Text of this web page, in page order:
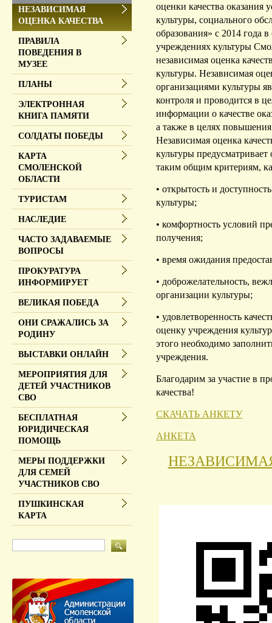
оценки качества оказания
культуры, социального
образования» с 2014 года
учреждениях культуры
независимая оценка
культуры. Независимая
организациями культуры
контроля и проводится в
информации о качестве
а также в целях повышения
Независимая оценка
культуры
таким общим критериям,
• открытость и
культуры;
• комфортность условий
получения;
• время ожидания
• доброжелательность,
организации культуры;
• удовлетворенность
оценку учреждения
этого необходимо
учреждения.
Благодарим за участие в
качества!
СКАЧАТЬ АНКЕТУ
АНКЕТА
НЕЗАВИСИМАЯ
ОЦЕНКА КАЧЕСТВА
ПРАВИЛА
ПОВЕДЕНИЯ В
МУЗЕЕ
ПЛАНЫ
ЭЛЕКТРОННАЯ
КНИГА ПАМЯТИ
СОЛДАТЫ ПОБЕДЫ
КАРТА
СМОЛЕНСКОЙ
ОБЛАСТИ
ТУРИСТАМ
НАСЛЕДИЕ
ЧАСТО ЗАДАВАЕМЫЕ
ВОПРОСЫ
ПРОКУРАТУРА
ИНФОРМИРУЕТ
ВЕЛИКАЯ ПОБЕДА
ОНИ СРАЖАЛИСЬ ЗА
РОДИНУ
ВЫСТАВКИ ОНЛАЙН
МЕРОПРИЯТИЯ ДЛЯ
ДЕТЕЙ УЧАСТНИКОВ
СВО
БЕСПЛАТНАЯ
ЮРИДИЧЕСКАЯ
ПОМОЩЬ
МЕРЫ ПОДДЕРЖКИ
ДЛЯ СЕМЕЙ
УЧАСТНИКОВ СВО
ПУШКИНСКАЯ
КАРТА